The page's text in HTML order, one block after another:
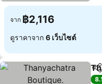
จาก ฿2,116
ดูราคาจาก 6 เว็บไซต์
แช